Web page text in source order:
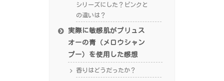
シリーズにした？ピンクと
の違いは？
実際に敏感肌がプリュス
オーの青（メロウシャン
プー）を使用した感想
香りはどうだったか？